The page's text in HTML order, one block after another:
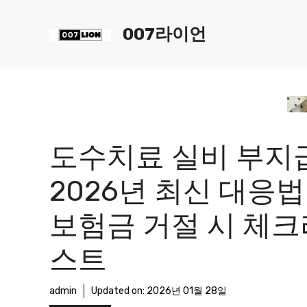
007라이언
도수치료 실비 부지
2026년 최신 대응법 |
보험금 거절 시 체크
스트
admin Updated on: 2026년 01월 28일